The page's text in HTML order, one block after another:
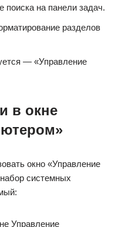
поиска на панели задач.
разделов
— «Управление
в окне
окно «Управление
системных